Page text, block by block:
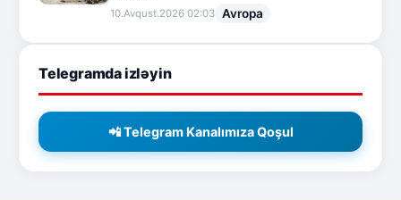
10.Avqust.2026 02:03 Avropa
Telegramda izləyin
📲 Telegram Kanalımıza Qoşul